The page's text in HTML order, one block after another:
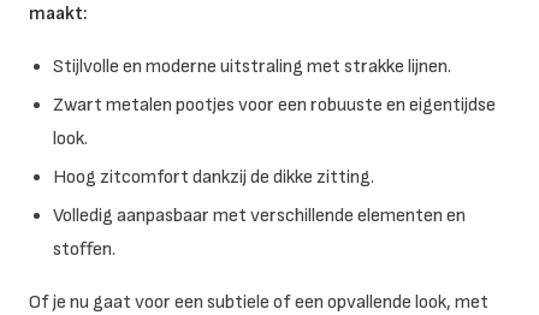
maakt:
Stijlvolle en moderne uitstraling met strakke lijnen.
Zwart metalen pootjes voor een robuuste en eigentijdse
look.
Hoog zitcomfort dankzij de dikke zitting.
Volledig aanpasbaar met verschillende elementen en
stoffen.
Of je nu gaat voor een subtiele of een opvallende look, met